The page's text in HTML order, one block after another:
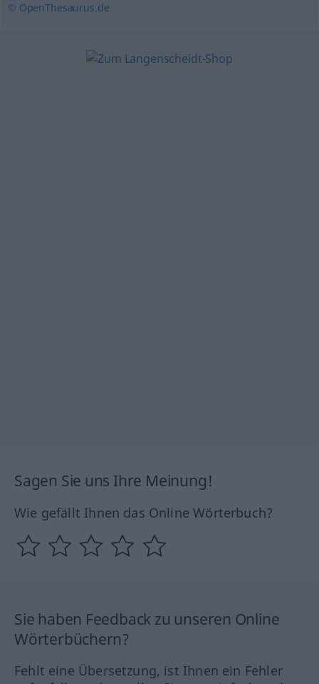
© OpenThesaurus.de
Sagen Sie uns Ihre Meinung!
Wie gefällt Ihnen das Online Wörterbuch?
Sie haben Feedback zu unseren Online
Wörterbüchern?
Fehlt eine Übersetzung, ist Ihnen ein Fehler